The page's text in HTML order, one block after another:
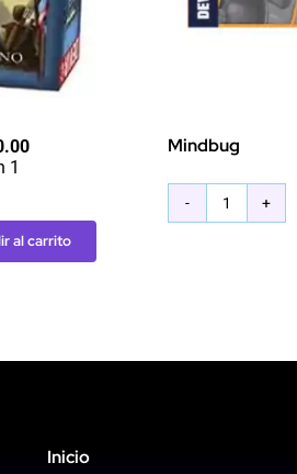
1
al carrito
Mindbug
Mindbug
Inicio